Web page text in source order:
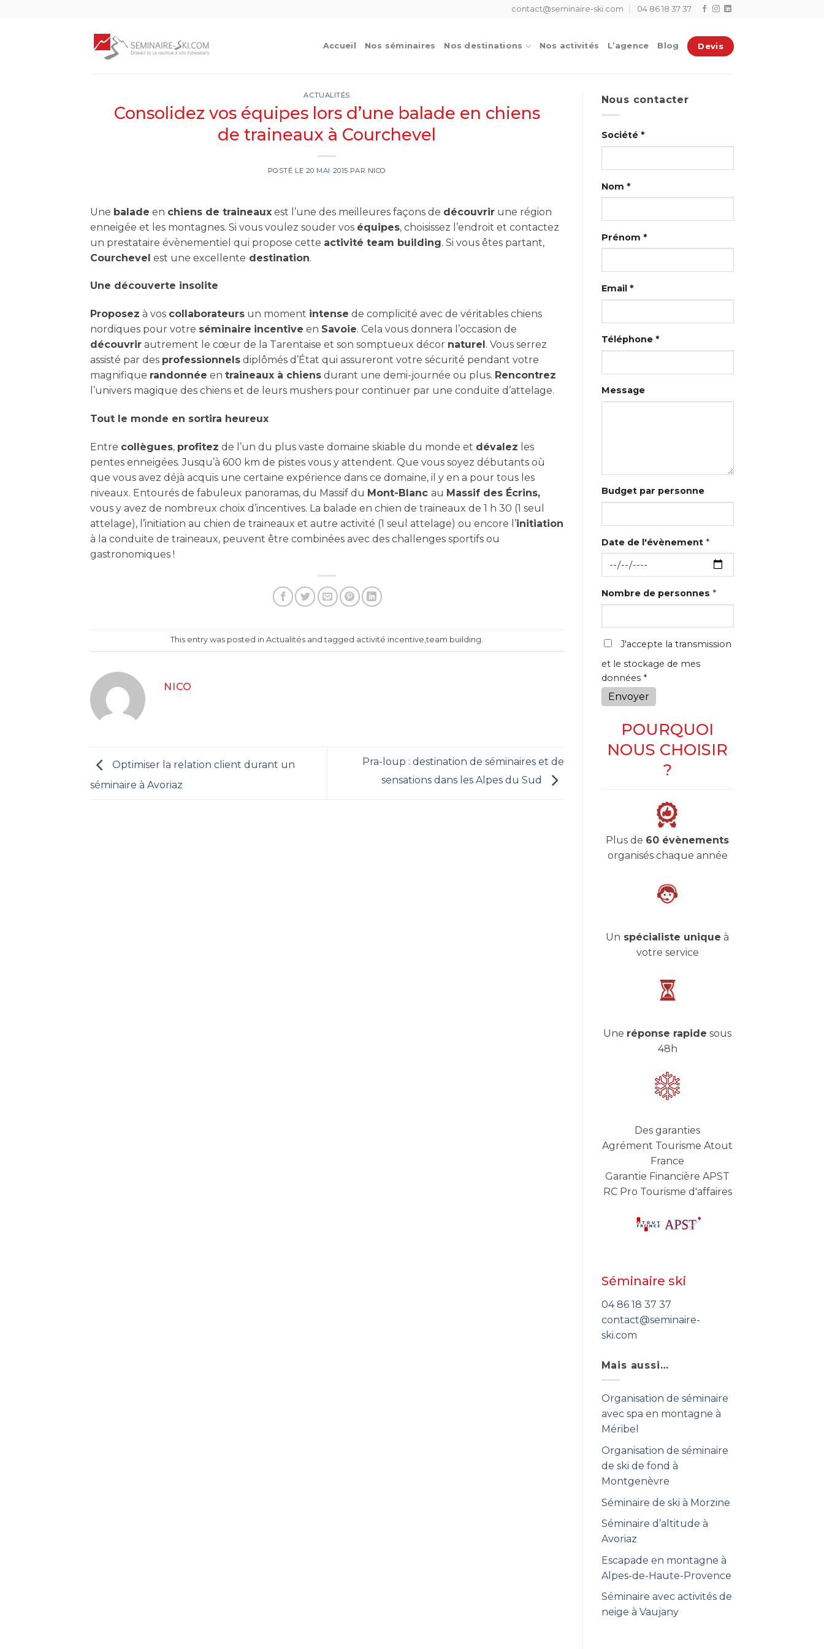
contact@seminaire-ski.com 04 86 18 37 37
Accueil Nos séminaires Nos destinations Nos activités L’agence Blog Devis
ACTUALITÉS
Consolidez vos équipes lors d’une balade en chiens
de traineaux à Courchevel
POSTÉ LE 20 MAI 2015 PAR NICO
Une balade en chiens de traineaux est l’une des meilleures façons de découvrir une région
enneigée et les montagnes. Si vous voulez souder vos équipes, choisissez l’endroit et contactez
un prestataire évènementiel qui propose cette activité team building. Si vous êtes partant,
Courchevel est une excellente destination.
Une découverte insolite
Proposez à vos collaborateurs un moment intense de complicité avec de véritables chiens
nordiques pour votre séminaire incentive en Savoie. Cela vous donnera l’occasion de
découvrir autrement le cœur de la Tarentaise et son somptueux décor naturel . Vous serrez
assisté par des professionnels diplômés d’État qui assureront votre sécurité pendant votre
magnifique randonnée en traineaux à chiens durant une demi-journée ou plus. Rencontrez
l’univers magique des chiens et de leurs mushers pour continuer par une conduite d’attelage.
Tout le monde en sortira heureux
Entre collègues, profitez de l’un du plus vaste domaine skiable du monde et dévalez les
pentes enneigées. Jusqu’à 600 km de pistes vous y attendent. Que vous soyez débutants où
que vous avez déjà acquis une certaine expérience dans ce domaine, il y en a pour tous les
niveaux. Entourés de fabuleux panoramas, du Massif du Mont-Blanc au Massif des Écrins,
vous y avez de nombreux choix d’incentives. La balade en chien de traineaux de 1 h 30 (1 seul
attelage), l’initiation au chien de traineaux et autre activité (1 seul attelage) ou encore l’initiation
à la conduite de traineaux, peuvent être combinées avec des challenges sportifs ou
gastronomiques !
This entry was posted inActualités and tagged activité incentive,team building.
NICO
Optimiser la relation client durant un
séminaire à Avoriaz
Pra-loup : destination de séminaires et de
sensations dans les Alpes du Sud
Nous contacter
Société *
Nom *
Prénom *
Email *
Téléphone *
Message
Budget par personne
Date de l'évènement *
Nombre de personnes *
J'accepte la transmission
et le stockage de mes
données *
Envoyer
POURQUOI
NOUS CHOISIR
?
Plus de 60 évènements
organisés chaque année
Un spécialiste unique à
votre service
Une réponse rapide sous
48h
Des garanties
Agrément Tourisme Atout
France
Garantie Financière APST
RC Pro Tourisme d'affaires
Séminaire ski
04 86 18 37 37
contact@seminaire-
ski.com
Mais aussi…
Organisation de séminaire
avec spa en montagne à
Méribel
Organisation de séminaire
de ski de fond à
Montgenèvre
Séminaire de ski à Morzine
Séminaire d’altitude à
Avoriaz
Escapade en montagne à
Alpes-de-Haute-Provence
Séminaire avec activités de
neige à Vaujany